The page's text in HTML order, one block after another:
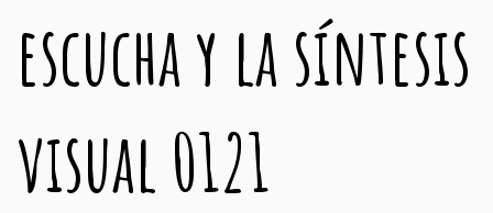
escucha y la síntesis
visual 0121